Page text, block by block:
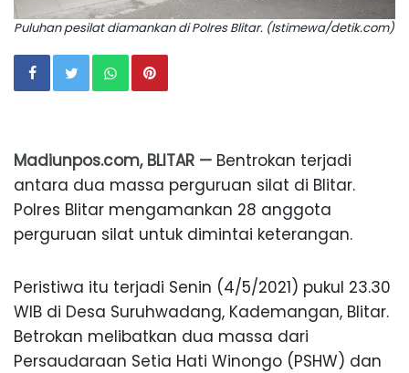
Puluhan pesilat diamankan di Polres Blitar. (Istimewa/detik.com)
Madiunpos.com, BLITAR — Bentrokan terjadi
antara dua massa perguruan silat di Blitar.
Polres Blitar mengamankan 28 anggota
perguruan silat untuk dimintai keterangan.
Peristiwa itu terjadi Senin (4/5/2021) pukul 23.30
WIB di Desa Suruhwadang, Kademangan, Blitar.
Betrokan melibatkan dua massa dari
Persaudaraan Setia Hati Winongo (PSHW) dan